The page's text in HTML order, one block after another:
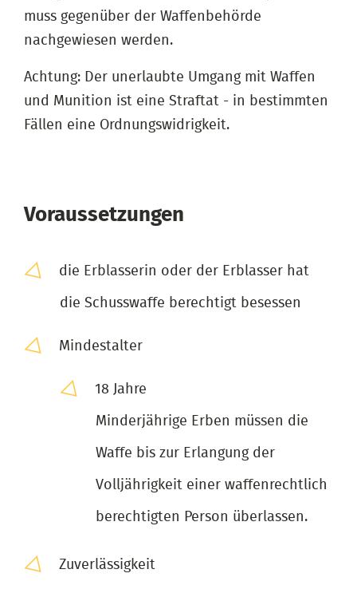
muss gegenüber der Waffenbehörde
nachgewiesen werden.
Achtung: Der unerlaubte Umgang mit Waffen
und Munition ist eine Straftat - in bestimmten
Fällen eine Ordnungswidrigkeit.
Voraussetzungen
die Erblasserin oder der Erblasser hat
die Schusswaffe berechtigt besessen
Mindestalter
18 Jahre
Minderjährige Erben müssen die
Waffe bis zur Erlangung der
Volljährigkeit einer waffenrechtlich
berechtigten Person überlassen.
Zuverlässigkeit